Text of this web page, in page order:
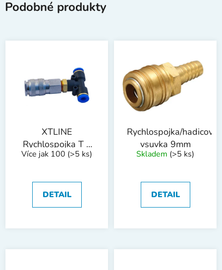
Podobné produkty
XTLINE
Rychlospojka T k
XT1012
Více jak 100 (>5 ks)
DETAIL
Rychlospojka/hadicová
vsuvka 9mm
Skladem (>5 ks)
DETAIL